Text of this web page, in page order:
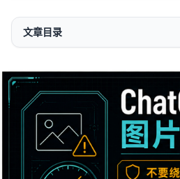
文章目录